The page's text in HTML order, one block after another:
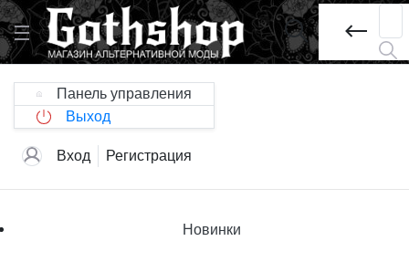
Панель управления
Выход
Вход Регистрация
Новинки